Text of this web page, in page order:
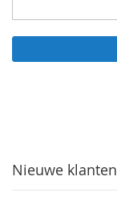
Nieuwe klanten